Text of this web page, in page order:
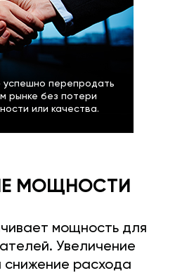
успешно перепродать
рынке без потери
или качества.
МОЩНОСТИ
мощность для
Увеличение
снижение расхода